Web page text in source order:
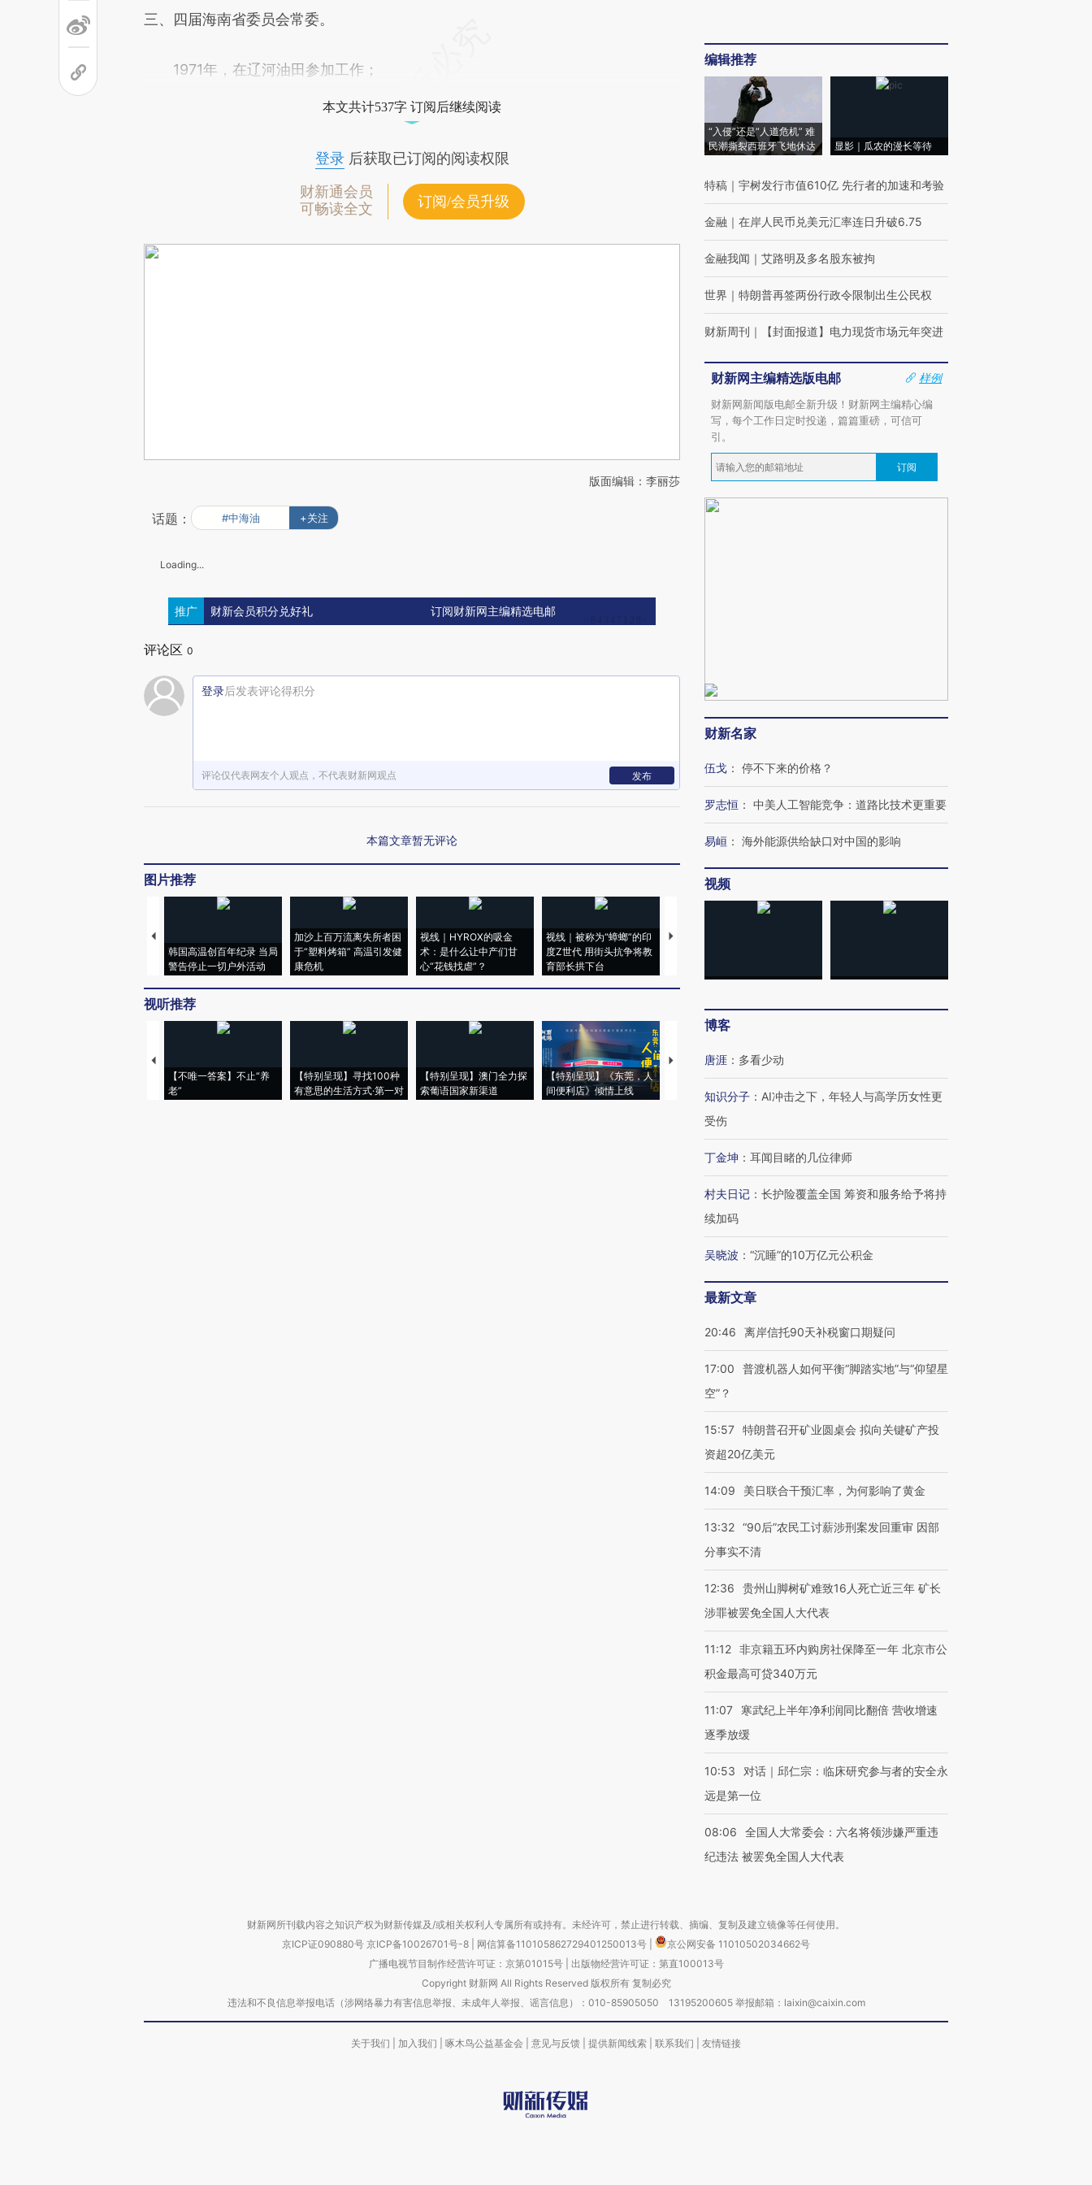
三、四届海南省委员会常委。
1971年，在辽河油田参加工作；
本文共计537字 订阅后继续阅读
登录后获取已订阅的阅读权限
财新通会员
可畅读全文
订阅/会员升级
版面编辑：李丽莎
话题： #中海油 +关注
Loading...
推广 财新会员积分兑好礼 订阅财新网主编精选电邮
评论区 0
登录后发表评论得积分
评论仅代表网友个人观点，不代表财新网观点 发布
本篇文章暂无评论
图片推荐
韩国高温创百年纪录 当局
警告停止一切户外活动
加沙上百万流离失所者困
于“塑料烤箱” 高温引发健
康危机
视线｜HYROX的吸金
术：是什么让中产们甘
心“花钱找虐”？
视线｜被称为“蟑螂”的印
度Z世代 用街头抗争将教
育部长拱下台
视线｜“入侵”还是“人道危
视听推荐
【不唯一答案】不止“养
老”
【特别呈现】寻找100种
有意思的生活方式·第一对
【特别呈现】澳门全力探
索葡语国家新渠道
【特别呈现】《东莞，人
间便利店》倾情上线
【推广】走进第四届链博
会，让数智科技“链”接产
【特别呈现】寻找100种
有意思的生活方式·第三对
CFO：不靠规模取胜，华
住三大增长引擎是什么？
编辑推荐
“入侵”还是“人道危机” 难
民潮撕裂西班牙飞地休达
显影｜瓜农的漫长等待
特稿 ｜ 宇树发行市值610亿 先行者的加速和考验
金融 ｜ 在岸人民币兑美元汇率连日升破6.75
金融我闻 ｜ 艾路明及多名股东被拘
世界 ｜ 特朗普再签两份行政令限制出生公民权
财新周刊 ｜ 【封面报道】电力现货市场元年突进
财新网主编精选版电邮
样例
财新网新闻版电邮全新升级！财新网主编精心编
写，每个工作日定时投递，篇篇重磅，可信可
引。
订阅
财新名家
伍戈 ： 停不下来的价格？
罗志恒 ： 中美人工智能竞争：道路比技术更重要
易峘 ： 海外能源供给缺口对中国的影响
视频
博客
唐涯 ： 多看少动
知识分子 ： AI冲击之下，年轻人与高学历女性更
受伤
丁金坤 ： 耳闻目睹的几位律师
村夫日记 ： 长护险覆盖全国 筹资和服务给予将持
续加码
吴晓波 ： “沉睡”的10万亿元公积金
最新文章
20:46 离岸信托90天补税窗口期疑问
17:00
普渡机器人如何平衡“脚踏实地”与“仰望星
空”？
15:57 特朗普召开矿业圆桌会 拟向关键矿产投
资超20亿美元
14:09 美日联合干预汇率，为何影响了黄金
13:32 “90后”农民工讨薪涉刑案发回重审 因部
分事实不清
12:36
贵州山脚树矿难致16人死亡近三年 矿长
涉罪被罢免全国人大代表
11:12 非京籍五环内购房社保降至一年 北京市公
积金最高可贷340万元
11:07
寒武纪上半年净利润同比翻倍 营收增速
逐季放缓
10:53
对话｜邱仁宗：临床研究参与者的安全永
远是第一位
08:06
全国人大常委会：六名将领涉嫌严重违
纪违法 被罢免全国人大代表
财新网所刊载内容之知识产权为财新传媒及/或相关权利人专属所有或持有。未经许可，禁止进行转载、摘编、复制及建立镜像等任何使用。
京ICP证090880号 京ICP备10026701号-8 网信算备110105862729401250013号
京公网安备 11010502034662号
广播电视节目制作经营许可证：京第01015号| 出版物经营许可证：第直100013号
Copyright 财新网 All Rights Reserved 版权所有 复制必究
违法和不良信息举报电话（涉网络暴力有害信息举报、未成年人举报、谣言信息）：010-85905050 13195200605 举报邮箱：laixin@caixin.com
关于我们 加入我们 啄木鸟公益基金会 意见与反馈 提供新闻线索 联系我们 友情链接